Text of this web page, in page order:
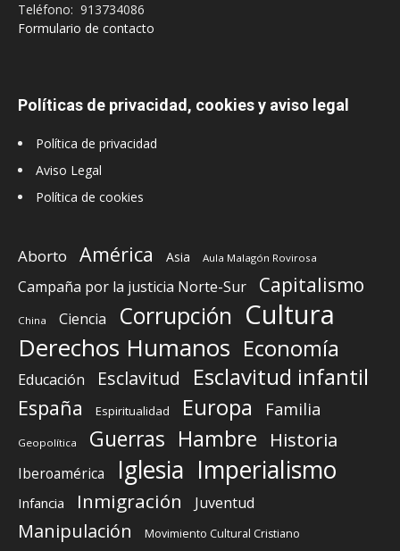
Teléfono: 913734086
Formulario de contacto
Políticas de privacidad, cookies y aviso legal
Política de privacidad
Aviso Legal
Política de cookies
Aborto América Asia Aula Malagón Rovirosa
Campaña por la justicia Norte-Sur Capitalismo
China Ciencia Corrupción Cultura
Derechos Humanos Economía
Educación Esclavitud Esclavitud infantil
España Espiritualidad Europa Familia
Geopolítica Guerras Hambre Historia
Iberoamérica Iglesia Imperialismo
Infancia Inmigración Juventud
Manipulación Movimiento Cultural Cristiano